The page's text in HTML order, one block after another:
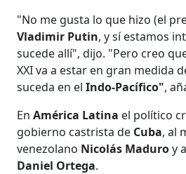
"No me gusta lo que hizo (el
Vladimir Putin, y sí estamos
sucede allí", dijo. "Pero creo
XXI va a estar en gran medida
suceda en elIndo-Pacífico",
EnAmérica Latina el político
gobierno castrista de Cuba, al
venezolano Nicolás Maduroy
Daniel Ortega.